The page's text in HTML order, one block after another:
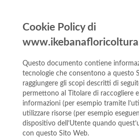
Cookie Policy di
Questo documento contiene
tecnologie che consentono a questo
raggiungere gli scopi descritti di
permettono al Titolare di raccogliere
informazioni (per esempio tramite
utilizzare risorse (per esempio
dispositivo dell’Utente quando
con questo Sito Web.